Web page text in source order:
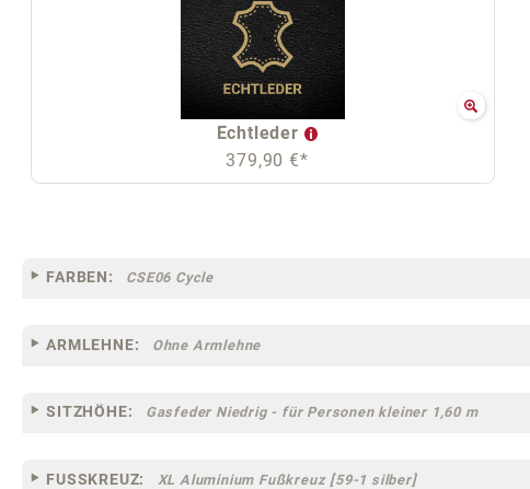
Echtleder
379,90 €*
FARBEN: CSE06 Cycle
ARMLEHNE: Ohne Armlehne
SITZHÖHE: Gasfeder Niedrig - für Personen kleiner 1,60 m
FUSSKREUZ: XL Aluminium Fußkreuz [59-1 silber]